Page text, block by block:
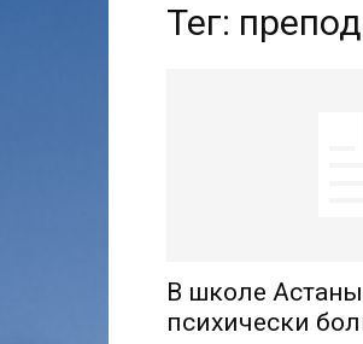
Тег:
В школе Астаны
психически